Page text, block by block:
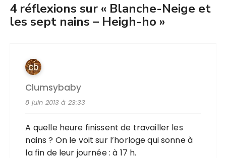
4 réflexions sur « Blanche-Neige et
les sept nains – Heigh-ho »
Clumsybaby
8 juin 2013 à 23:33
A quelle heure finissent de travailler les
nains ? On le voit sur l’horloge qui sonne à
la fin de leur journée : à 17 h.